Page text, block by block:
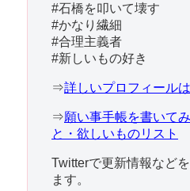
#石橋を叩いて壊す
#かなり繊細
#合理主義者
#新しいもの好き
⇒詳しいプロフィール
⇒願い事手帳を書いて
と・欲しいものリスト
Twitterで更新情報など
ます。